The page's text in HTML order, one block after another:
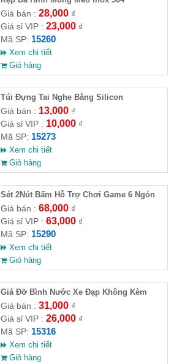
Giá bán : 28,000₫
Giá sỉ VIP : 23,000₫
Mã SP: 15260
Xem chi tiết
Giỏ hàng
Túi Đựng Tai Nghe Bằng Silicon
Giá bán : 13,000₫
Giá sỉ VIP : 10,000₫
Mã SP: 15273
Xem chi tiết
Giỏ hàng
Sét 2Nút Bấm Hỗ Trợ Chơi Game 6 Ngón
G21
Giá bán : 68,000₫
Giá sỉ VIP : 63,000₫
Mã SP: 15290
Xem chi tiết
Giỏ hàng
Giá Đỡ Bình Nước Xe Đạp Không Kèm
Khung Đỡ
Giá bán : 31,000₫
Giá sỉ VIP : 26,000₫
Mã SP: 15316
Xem chi tiết
Giỏ hàng